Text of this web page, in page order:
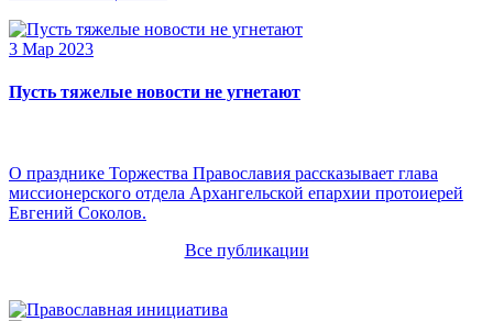
3 Мар 2023
Пусть тяжелые новости не угнетают
О празднике Торжества Православия рассказывает глава
миссионерского отдела Архангельской епархии протоиерей
Евгений Соколов.
Все публикации